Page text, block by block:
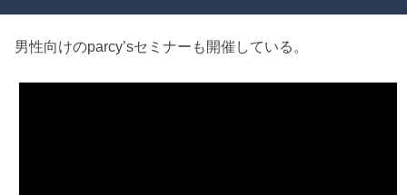
男性向けのparcy’sセミナーも開催している。